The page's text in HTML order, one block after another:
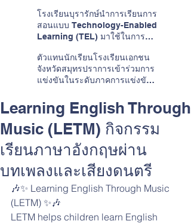
โรงเรียนบุรารักษ์นำการเรียนการ
สอนแบบ Technology-Enabled
Learning (TEL) มาใช้ในการ
อังกฤษ
ตัวแทนนักเรียนโรงเรียนเอกชน
จังหวัดสมุทรปราการเข้าร่วมการ
แข่งขันในระดับภาคการแข่งขัน
ประดิษฐ์
Learning English Through
Music (LETM) กิจกรรม
เรียนภาษาอังกฤษผ่าน
บทเพลงและเสียงดนตรี
🎶✨ Learning English Through Music
(LETM) ✨🎶
LETM helps children learn English